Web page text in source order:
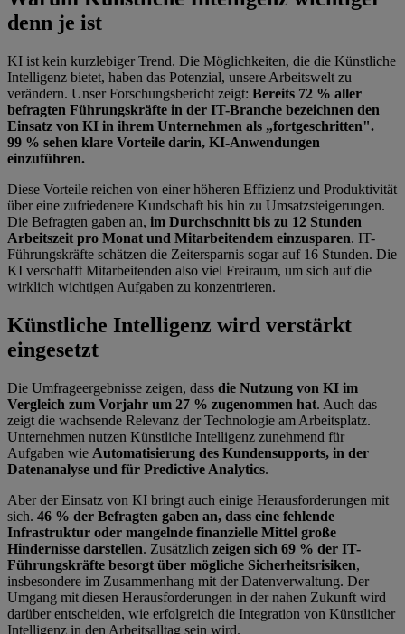
denn je ist
KI ist kein kurzlebiger Trend. Die Möglichkeiten, die die Künstliche
Intelligenz bietet, haben das Potenzial, unsere Arbeitswelt zu
verändern. Unser Forschungsbericht zeigt: Bereits 72 % aller
befragten Führungskräfte in der IT-Branche bezeichnen den
Einsatz von KI in ihrem Unternehmen als „fortgeschritten".
99 % sehen klare Vorteile darin, KI-Anwendungen
einzuführen.
Diese Vorteile reichen von einer höheren Effizienz und Produktivität
über eine zufriedenere Kundschaft bis hin zu Umsatzsteigerungen.
Die Befragten gaben an, im Durchschnitt bis zu 12 Stunden
Arbeitszeit pro Monat und Mitarbeitendem einzusparen. IT-
Führungskräfte schätzen die Zeitersparnis sogar auf 16 Stunden. Die
KI verschafft Mitarbeitenden also viel Freiraum, um sich auf die
wirklich wichtigen Aufgaben zu konzentrieren.
Künstliche Intelligenz wird verstärkt
eingesetzt
Die Umfrageergebnisse zeigen, dass die Nutzung von KI im
Vergleich zum Vorjahr um 27 % zugenommen hat. Auch das
zeigt die wachsende Relevanz der Technologie am Arbeitsplatz.
Unternehmen nutzen Künstliche Intelligenz zunehmend für
Aufgaben wie Automatisierung des Kundensupports, in der
Datenanalyse und für Predictive Analytics.
Aber der Einsatz von KI bringt auch einige Herausforderungen mit
sich. 46 % der Befragten gaben an, dass eine fehlende
Infrastruktur oder mangelnde finanzielle Mittel große
Hindernisse darstellen. Zusätzlich zeigen sich 69 % der IT-
Führungskräfte besorgt über mögliche Sicherheitsrisiken,
insbesondere im Zusammenhang mit der Datenverwaltung. Der
Umgang mit diesen Herausforderungen in der nahen Zukunft wird
darüber entscheiden, wie erfolgreich die Integration von Künstlicher
Intelligenz in den Arbeitsalltag sein wird.